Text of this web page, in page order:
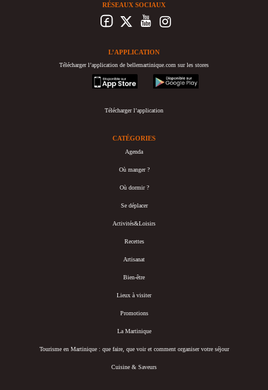
RÉSEAUX SOCIAUX
L’APPLICATION
Télécharger l’application de bellemartinique.com sur les stores
appstore
googleplay
Télécharger l’application
CATÉGORIES
Agenda
Où manger ?
Où dormir ?
Se déplacer
Activités&Loisirs
Recettes
Artisanat
Bien-être
Lieux à visiter
Promotions
La Martinique
Tourisme en Martinique : que faire, que voir et comment organiser votre séjour
Cuisine & Saveurs